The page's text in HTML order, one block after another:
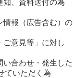
知、資料送付の為
情報（広告含む）の
ご意見等」に対し
い合わせ・発生した
ていただく為